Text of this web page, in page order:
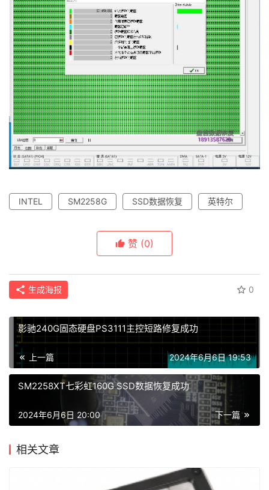
短
视
频
发
布
关
于
盘
首
INTEL SM2258G SSD数据恢复 英特尔
赞 (0)
生成海报 0
影驰240G固态硬盘PS3111主控短路修复成功
上一篇 2024年6月6日 19:53
SM2258XT七彩虹160G SSD数据恢复成功
下一篇
2024年6月6日 20:00
相关文章